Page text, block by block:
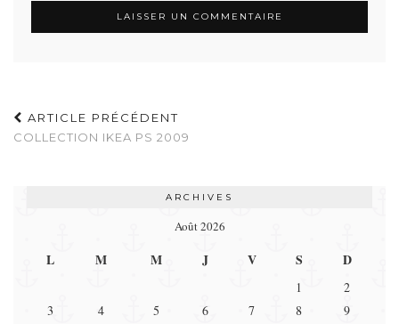
ARTICLE PRÉCÉDENT
COLLECTION IKEA PS 2009
ARCHIVES
Août 2026
L M M J V S D
1
2
3
4 5 6 7 8
9